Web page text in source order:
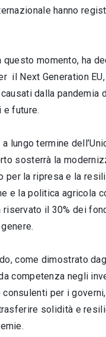
hanno
questo momento, ha
il Next Generation
dalla pandemia
e future.
lungo termine
sosterrà la
la ripresa e la
e la politica agricola
il 30% dei
come dimostrato
competenza negli
per i
solidità e